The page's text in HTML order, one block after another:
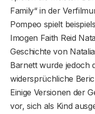
Family“ in der
Pompeo spielt
Imogen Faith Reid
Geschichte von
Barnett wurde jedoch
widersprüchliche
Einige Versionen der
vor, sich als Kind